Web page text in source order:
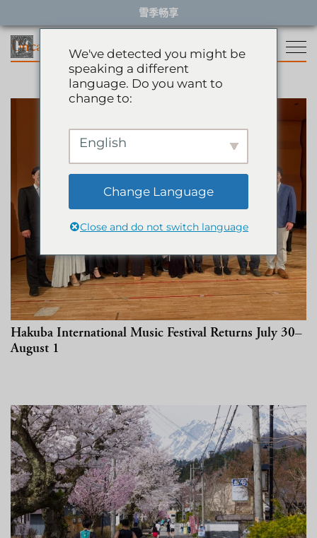
content
雪季畅享
绿季
精选别墅
公寓
白马奢华之旅
活动体验
雪季体验
滑翔伞
岩岳秋千
购物
越野滑雪
温泉
绿意夏季
活动体验
雪白冬季
活动体验
服务项目
礼宾服务
关于HHG
关于HHG
工作机会
最新情报
立即订房
Uncategorized
Hakuba International Music Festival Returns July 30–
August 1
We've detected you might be
speaking a different
language. Do you want to
change to:
English
Change Language
Close and do not switch language